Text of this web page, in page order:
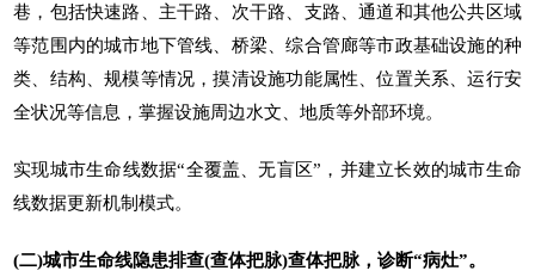
巷，包括快速路、主干路、次干路、支路、通道和其他公共区域
等范围内的城市地下管线、桥梁、综合管廊等市政基础设施的种
类、结构、规模等情况，摸清设施功能属性、位置关系、运行安
全状况等信息，掌握设施周边水文、地质等外部环境。
实现城市生命线数据“全覆盖、无盲区”，并建立长效的城市生命
线数据更新机制模式。
(二)城市生命线隐患排查(查体把脉)查体把脉，诊断“病灶”。